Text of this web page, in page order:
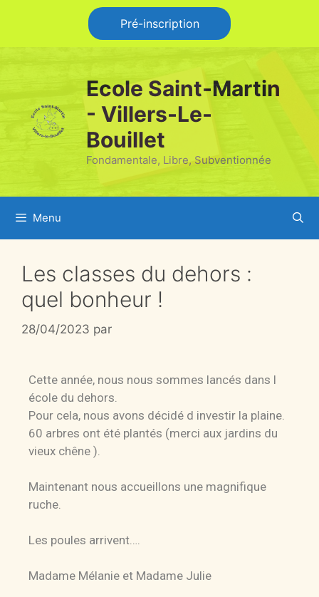
Pré-inscription
Ecole Saint-Martin
- Villers-Le-
Bouillet
Fondamentale, Libre, Subventionnée
Menu
Les classes du dehors :
quel bonheur !
28/04/2023 par
Cette année, nous nous sommes lancés dans l
école du dehors.
Pour cela, nous avons décidé d investir la plaine.
60 arbres ont été plantés (merci aux jardins du
vieux chêne ).
Maintenant nous accueillons une magnifique
ruche.
Les poules arrivent….
Madame Mélanie et Madame Julie